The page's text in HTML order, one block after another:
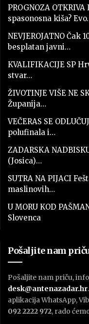
PROGNOZA
spasonosna kiša?
NEVJEROJATNO Čak
besplatan javni…
KVALIFIKACIJE SP
stvar…
ŽIVOTINJE VIŠE NE
Županija…
VEČERAS SE
polufinala i…
ZADARSKA
(Josica)…
SUTRA NA PIJACI
maslinovih…
U MORU KOD
Slovenca
Pošaljite nam
Pošaljite nam priču,
desk@antenazadar.hr
aplikacija WhatsApp,
092 2222 972, rado